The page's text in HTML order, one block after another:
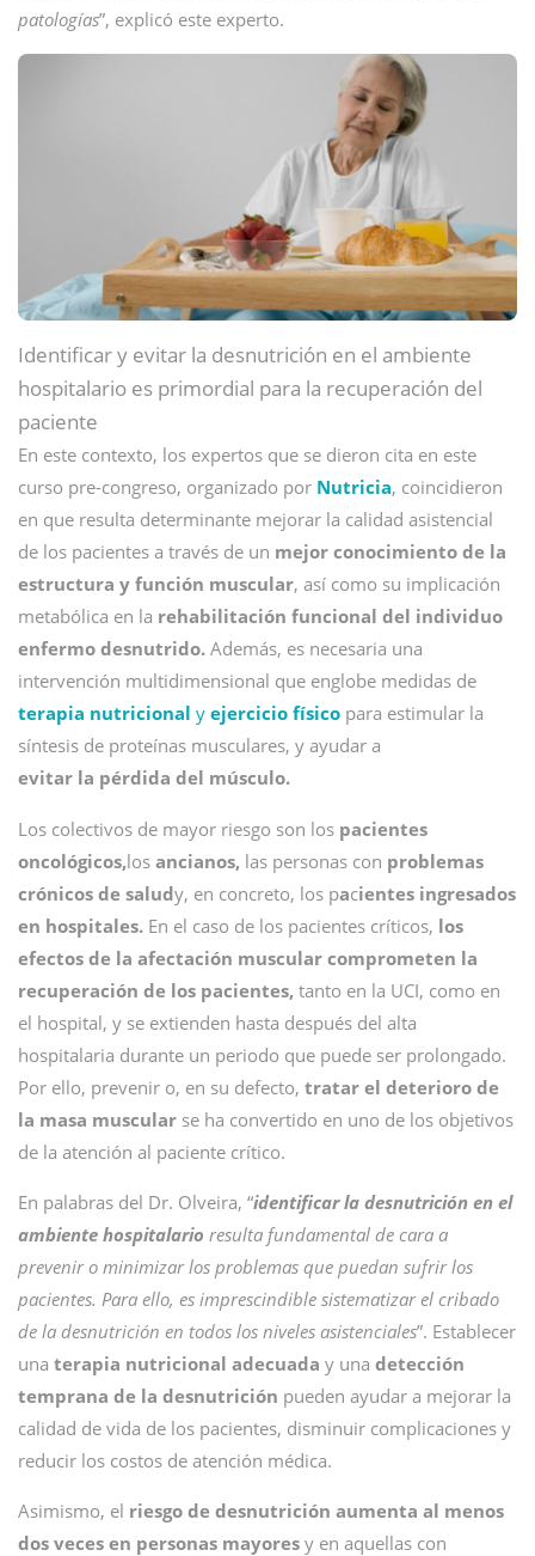
patologías”, explicó este experto.
Identificar y evitar la desnutrición en el ambiente
hospitalario es primordial para la recuperación del
paciente
En este contexto, los expertos que se dieron cita en este
curso pre-congreso, organizado por Nutricia, coincidieron
en que resulta determinante mejorar la calidad asistencial
de los pacientes a través de un mejor conocimiento de la
estructura y función muscular, así como su implicación
metabólica en la rehabilitación funcional del individuo
enfermo desnutrido. Además, es necesaria una
intervención multidimensional que englobe medidas de
terapia nutricional y ejercicio físico para estimular la
síntesis de proteínas musculares, y ayudar a
evitar la pérdida del músculo.
Los colectivos de mayor riesgo son los pacientes
oncológicos,los ancianos, las personas con problemas
crónicos de saludy, en concreto, los pacientes ingresados
en hospitales. En el caso de los pacientes críticos, los
efectos de la afectación muscular comprometen la
recuperación de los pacientes, tanto en la UCI, como en
el hospital, y se extienden hasta después del alta
hospitalaria durante un periodo que puede ser prolongado.
Por ello, prevenir o, en su defecto, tratar el deterioro de
la masa muscular se ha convertido en uno de los objetivos
de la atención al paciente crítico.
En palabras del Dr. Olveira, “identificar la desnutrición en el
ambiente hospitalario resulta fundamental de cara a
prevenir o minimizar los problemas que puedan sufrir los
pacientes. Para ello, es imprescindible sistematizar el cribado
de la desnutrición en todos los niveles asistenciales”. Establecer
una terapia nutricional adecuada y una detección
temprana de la desnutrición pueden ayudar a mejorar la
calidad de vida de los pacientes, disminuir complicaciones y
reducir los costos de atención médica.
Asimismo, el riesgo de desnutrición aumenta al menos
dos veces en personas mayores y en aquellas con